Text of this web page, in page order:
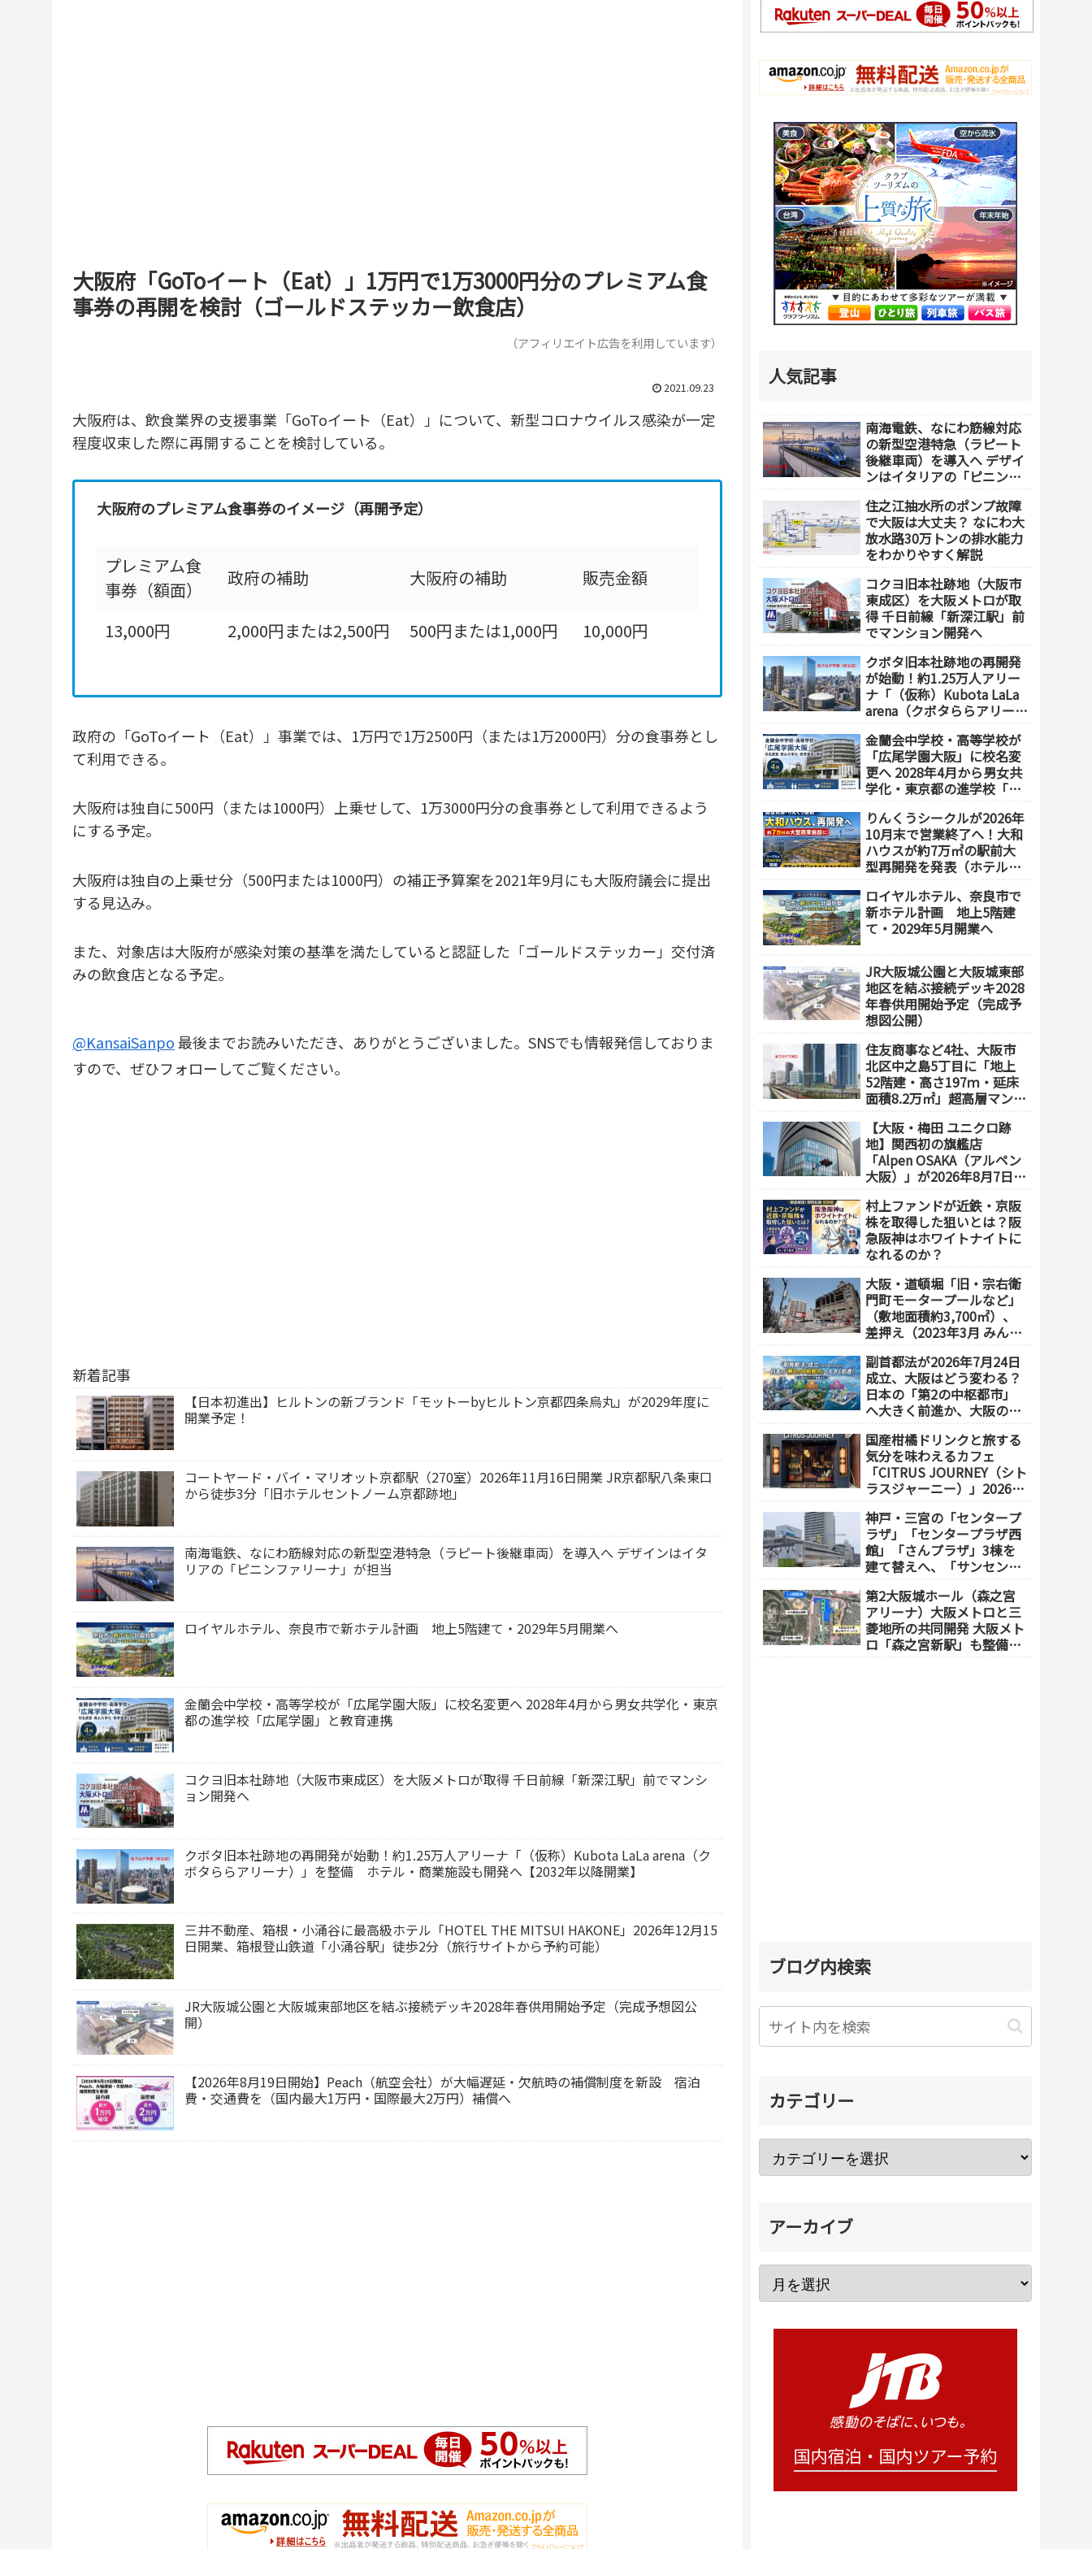
大阪府「GoToイート（Eat）」1万円で1万3000円分のプレミアム食
事券の再開を検討（ゴールドステッカー飲食店）
（アフィリエイト広告を利用しています）
2021.09.23
大阪府は、飲食業界の支援事業「GoToイート（Eat）」について、新型コロナウイルス感染が一定
程度収束した際に再開することを検討している。
大阪府のプレミアム食事券のイメージ（再開予定）
プレミアム食
事券（額面）
政府の補助 大阪府の補助 販売金額
13,000円 2,000円または2,500円 500円または1,000円 10,000円
政府の「GoToイート（Eat）」事業では、1万円で1万2500円（または1万2000円）分の食事券とし
て利用できる。
大阪府は独自に500円（または1000円）上乗せして、1万3000円分の食事券として利用できるよう
にする予定。
大阪府は独自の上乗せ分（500円または1000円）の補正予算案を2021年9月にも大阪府議会に提出
する見込み。
また、対象店は大阪府が感染対策の基準を満たしていると認証した「ゴールドステッカー」交付済
みの飲食店となる予定。
@KansaiSanpo最後までお読みいただき、ありがとうございました。SNSでも情報発信しておりま
すので、ぜひフォローしてご覧ください。
新着記事
【日本初進出】ヒルトンの新ブランド「モットーbyヒルトン京都四条烏丸」が2029年度に
開業予定！
コートヤード・バイ・マリオット京都駅（270室）2026年11月16日開業 JR京都駅八条東口
から徒歩3分「旧ホテルセントノーム京都跡地」
南海電鉄、なにわ筋線対応の新型空港特急（ラピート後継車両）を導入へ デザインはイタ
リアの「ピニンファリーナ」が担当
ロイヤルホテル、奈良市で新ホテル計画 地上5階建て・2029年5月開業へ
金蘭会中学校・高等学校が「広尾学園大阪」に校名変更へ 2028年4月から男女共学化・東京
都の進学校「広尾学園」と教育連携
コクヨ旧本社跡地（大阪市東成区）を大阪メトロが取得 千日前線「新深江駅」前でマンシ
ョン開発へ
クボタ旧本社跡地の再開発が始動！約1.25万人アリーナ「（仮称）Kubota LaLa arena（ク
ボタららアリーナ）」を整備 ホテル・商業施設も開発へ【2032年以降開業】
三井不動産、箱根・小涌谷に最高級ホテル「HOTEL THE MITSUI HAKONE」2026年12月15
日開業、箱根登山鉄道「小涌谷駅」徒歩2分（旅行サイトから予約可能）
JR大阪城公園と大阪城東部地区を結ぶ接続デッキ2028年春供用開始予定（完成予想図公
開）
【2026年8月19日開始】Peach（航空会社）が大幅遅延・欠航時の補償制度を新設 宿泊
費・交通費を（国内最大1万円・国際最大2万円）補償へ
人気記事
南海電鉄、なにわ筋線対応
の新型空港特急（ラピート
後継車両）を導入へ デザイ
ンはイタリアの「ピニンフ
住之江抽水所のポンプ故障
で大阪は大丈夫？ なにわ大
放水路30万トンの排水能力
をわかりやすく解説
コクヨ旧本社跡地（大阪市
東成区）を大阪メトロが取
得 千日前線「新深江駅」前
でマンション開発へ
クボタ旧本社跡地の再開発
が始動！約1.25万人アリー
ナ「（仮称）Kubota LaLa
arena（クボタららアリー
業施設も開発へ【2032年以
降開業】
金蘭会中学校・高等学校が
「広尾学園大阪」に校名変
更へ 2028年4月から男女共
学化・東京都の進学校「広
りんくうシークルが2026年
10月末で営業終了へ！大和
ハウスが約7万㎡の駅前大
型再開発を発表（ホテル開
ロイヤルホテル、奈良市で
新ホテル計画 地上5階建
て・2029年5月開業へ
JR大阪城公園と大阪城東部
地区を結ぶ接続デッキ2028
年春供用開始予定（完成予
想図公開）
住友商事など4社、大阪市
北区中之島5丁目に「地上
52階建・高さ197ｍ・延床
面積8.2万㎡」超高層マンシ
竣工
【大阪・梅田 ユニクロ跡
地】関西初の旗艦店
「Alpen OSAKA（アルペン
大阪）」が2026年8月7日オ
の体験型スポーツ専門店が
誕生
村上ファンドが近鉄・京阪
株を取得した狙いとは？阪
急阪神はホワイトナイトに
なれるのか？
大阪・道頓堀「旧・宗右衛
門町モータープールなど」
（敷地面積約3,700㎡）、
差押え（2023年3月 みんな
得）
副首都法が2026年7月24日
成立、大阪はどう変わる？
日本の「第2の中枢都市」
へ大きく前進か、大阪の5
国産柑橘ドリンクと旅する
気分を味わえるカフェ
「CITRUS JOURNEY（シト
ラスジャーニー）」2026年
メトロ「本町駅」徒歩1
分）
神戸・三宮の「センタープ
ラザ」「センタープラザ西
館」「さんプラザ」3棟を
建て替えへ、「サンセンタ
会」が2026年7月発足
第2大阪城ホール（森之宮
アリーナ）大阪メトロと三
菱地所の共同開発 大阪メト
ロ「森之宮新駅」も整備へ
ブログ内検索
カテゴリー
アーカイブ